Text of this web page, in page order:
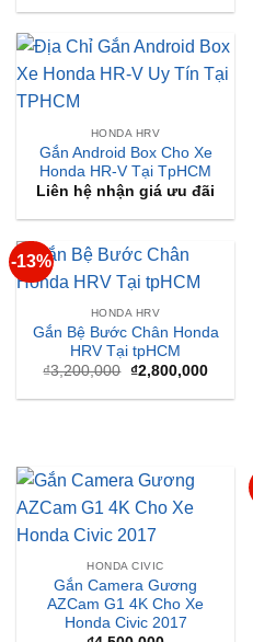
HONDA HRV
Gắn Android Box Cho Xe
Honda HR-V Tại TpHCM
Liên hệ nhận giá ưu đãi
-13%
HONDA HRV
Gắn Bệ Bước Chân Honda
HRV Tại tpHCM
₫3,200,000 Giá
là:
₫2,800,000Giá
tại
HONDA CIVIC
Gắn Camera Gương
AZCam G1 4K Cho Xe
Honda Civic 2017